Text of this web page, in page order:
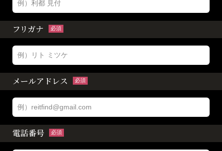
フリガナ 必須
メールアドレス 必須
電話番号 必須